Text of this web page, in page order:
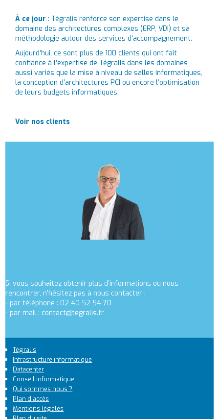
À ce jour : Tégralis renforce son expertise dans le
domaine des architectures complexes (ERP, VDI) et sa
méthodologie autour des services d’accompagnement.
Aujourd’hui, ce sont plus de 100 clients qui ont fait
confiance à l’expertise de Tégralis dans les domaines
aussi variés que la mise à niveau de salles informatiques,
la conception d’architectures PCI ou encore l’optimisation
de leurs budgets informatiques.
Voir nos clients
Si vous souhaitez obtenir plus d’informations ou nous
rencontrer, n’hésitez pas à nous contacter :
- par téléphone : 02 40 52 54 70
- par mail : contact@tegralis.fr
Footer
1
Tégralis
Infrastructure informatique
Datacenter
Footer
2
Conseil informatique
Qui sommes nous ?
Plan d'accès
Mentions légales